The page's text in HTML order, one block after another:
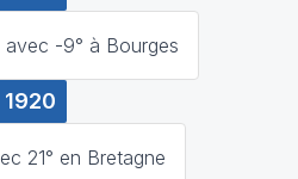
avec -9° à Bourges
1920
21° en Bretagne